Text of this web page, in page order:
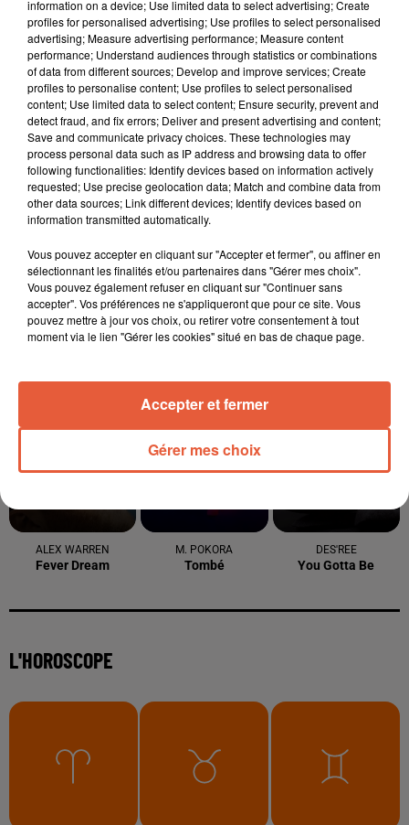
6 août 2026
Éclipse solaire du 12 août 2026 : le CHU de Nîmes
appelle à la plus...
3 août 2026
Sauvage'On Festival : une première édition
électro attendue au cœur...
8h07
8h07
ALEX WARREN
Fever Dream
8h04
8h04
M. POKORA
Tombé
7h56
7h56
DES'REE
You Gotta Be
L'HOROSCOPE
information on a device; Use limited data to select advertising; Create
profiles for personalised advertising; Use profiles to select personalised
advertising; Measure advertising performance; Measure content
performance; Understand audiences through statistics or combinations
of data from different sources; Develop and improve services; Create
profiles to personalise content; Use profiles to select personalised
content; Use limited data to select content; Ensure security, prevent and
detect fraud, and fix errors; Deliver and present advertising and content;
Save and communicate privacy choices. These technologies may
process personal data such as IP address and browsing data to offer
following functionalities: Identify devices based on information actively
requested; Use precise geolocation data; Match and combine data from
other data sources; Link different devices; Identify devices based on
information transmitted automatically.
Vous pouvez accepter en cliquant sur "Accepter et fermer", ou affiner en
sélectionnant les finalités et/ou partenaires dans "Gérer mes choix".
Vous pouvez également refuser en cliquant sur "Continuer sans
accepter". Vos préférences ne s'appliqueront que pour ce site. Vous
pouvez mettre à jour vos choix, ou retirer votre consentement à tout
moment via le lien "Gérer les cookies" situé en bas de chaque page.
Gérer mes choix
Accepter et fermer